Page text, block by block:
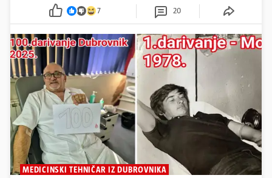
7 20
MEDICINSKI TEHNIČAR IZ DUBROVNIKA